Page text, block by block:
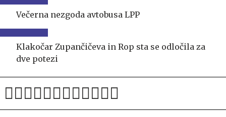
Večerna nezgoda avtobusa LPP
Klakočar Zupančičeva in Rop sta se odločila za
dve potezi